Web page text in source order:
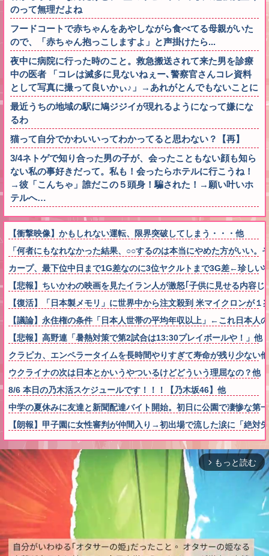
のって無理だよね
フードコートで赤ちゃんをあやしながら食べてる母親がいた
ので、「赤ちゃん抱っこしますよ」と声掛けたら...
夜中に病院に行った時のこと。救急搬送されて来た男を診療
中の医者 「コレは滅多に見ないねぇー､警察官さんコレ資料
として写真に撮って良いかぃ♪」→あれがとんでもないことに
最近うちの地域の駅に鳩ジジイが現れるようになって嫌にな
るわ
猫って自分でかわいいってわかってると思わない？【再】
3/4ネトゲで知り合った男の子が、会ったこともない顔も知ら
ない私の事好きだって。私も！会ったらホテルに行こうね！
→彼「こんちゃ」誰だこの５頭身！騙された！→願い叶いホ
テルへ…
【衝撃映像】かもしれない運転、限界突破してしまう・・・他
「何者にもなれなかった結果、○○するのは本当にやめた方がいい
カープ、最下位中日まで1G差なのに3位ヤクルトまで3G差←珍しい
【悲報】ちいかわの映画を見たイラン人が激怒｢子供に見せる内
【復活】「日本製メモリ」に世界中から注文殺到 米マイクロンが１
【議論】永住権の条件「日本人世帯の平均年収以上」←これ日本人
【悲報】高野連「暑熱対策で第2試合は13:30プレイボールや！」他
クラピカ、エンペラータイムを長時間やりすぎて寿命が残り少ない他
ウクライナの次は日本とかいうやついるけどどういう理屈なの？他
8/6 本日の乃木活スケジュールです！！！【乃木坂46】他
中学の夏休みに友達と新聞配達バイト開始。初日に公園で凄惨な
【朗報】甲子園に女性審判が仲間入り→初出場で流した涙に「絶対
arrow_forward_ios もっと読む